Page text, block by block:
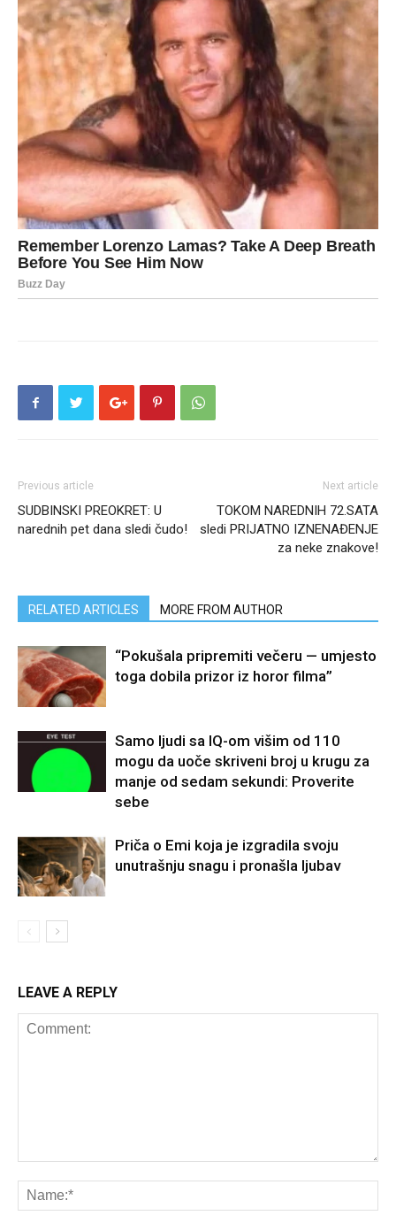
Previous article
SUDBINSKI PREOKRET: U
narednih pet dana sledi čudo!
Next article
TOKOM NAREDNIH 72.SATA
sledi PRIJATNO IZNENAĐENJE
za neke znakove!
RELATED ARTICLES MORE FROM AUTHOR
“Pokušala pripremiti večeru — umjesto
toga dobila prizor iz horor filma”
Samo ljudi sa IQ-om višim od 110
mogu da uoče skriveni broj u krugu za
manje od sedam sekundi: Proverite
sebe
Priča o Emi koja je izgradila svoju
unutrašnju snagu i pronašla ljubav
LEAVE A REPLY